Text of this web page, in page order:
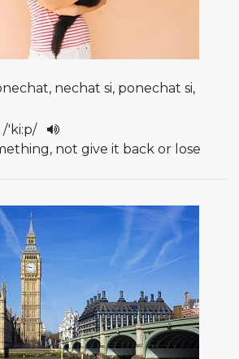
nechat si, ponechat si,
/'ki:p/
not give it back or lose